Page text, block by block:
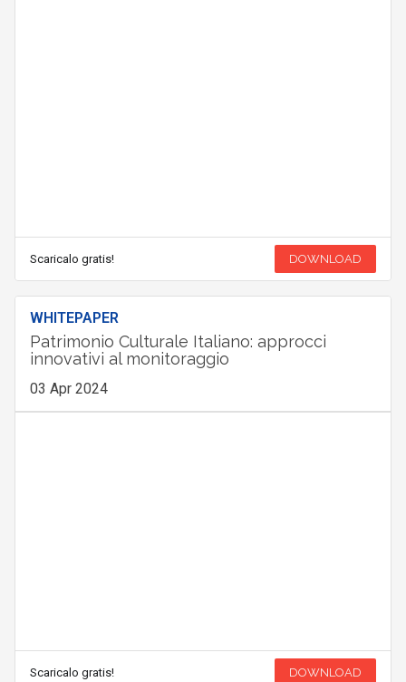
Scaricalo gratis! DOWNLOAD
WHITEPAPER
Patrimonio Culturale Italiano: approcci
innovativi al monitoraggio
03 Apr 2024
Scaricalo gratis! DOWNLOAD